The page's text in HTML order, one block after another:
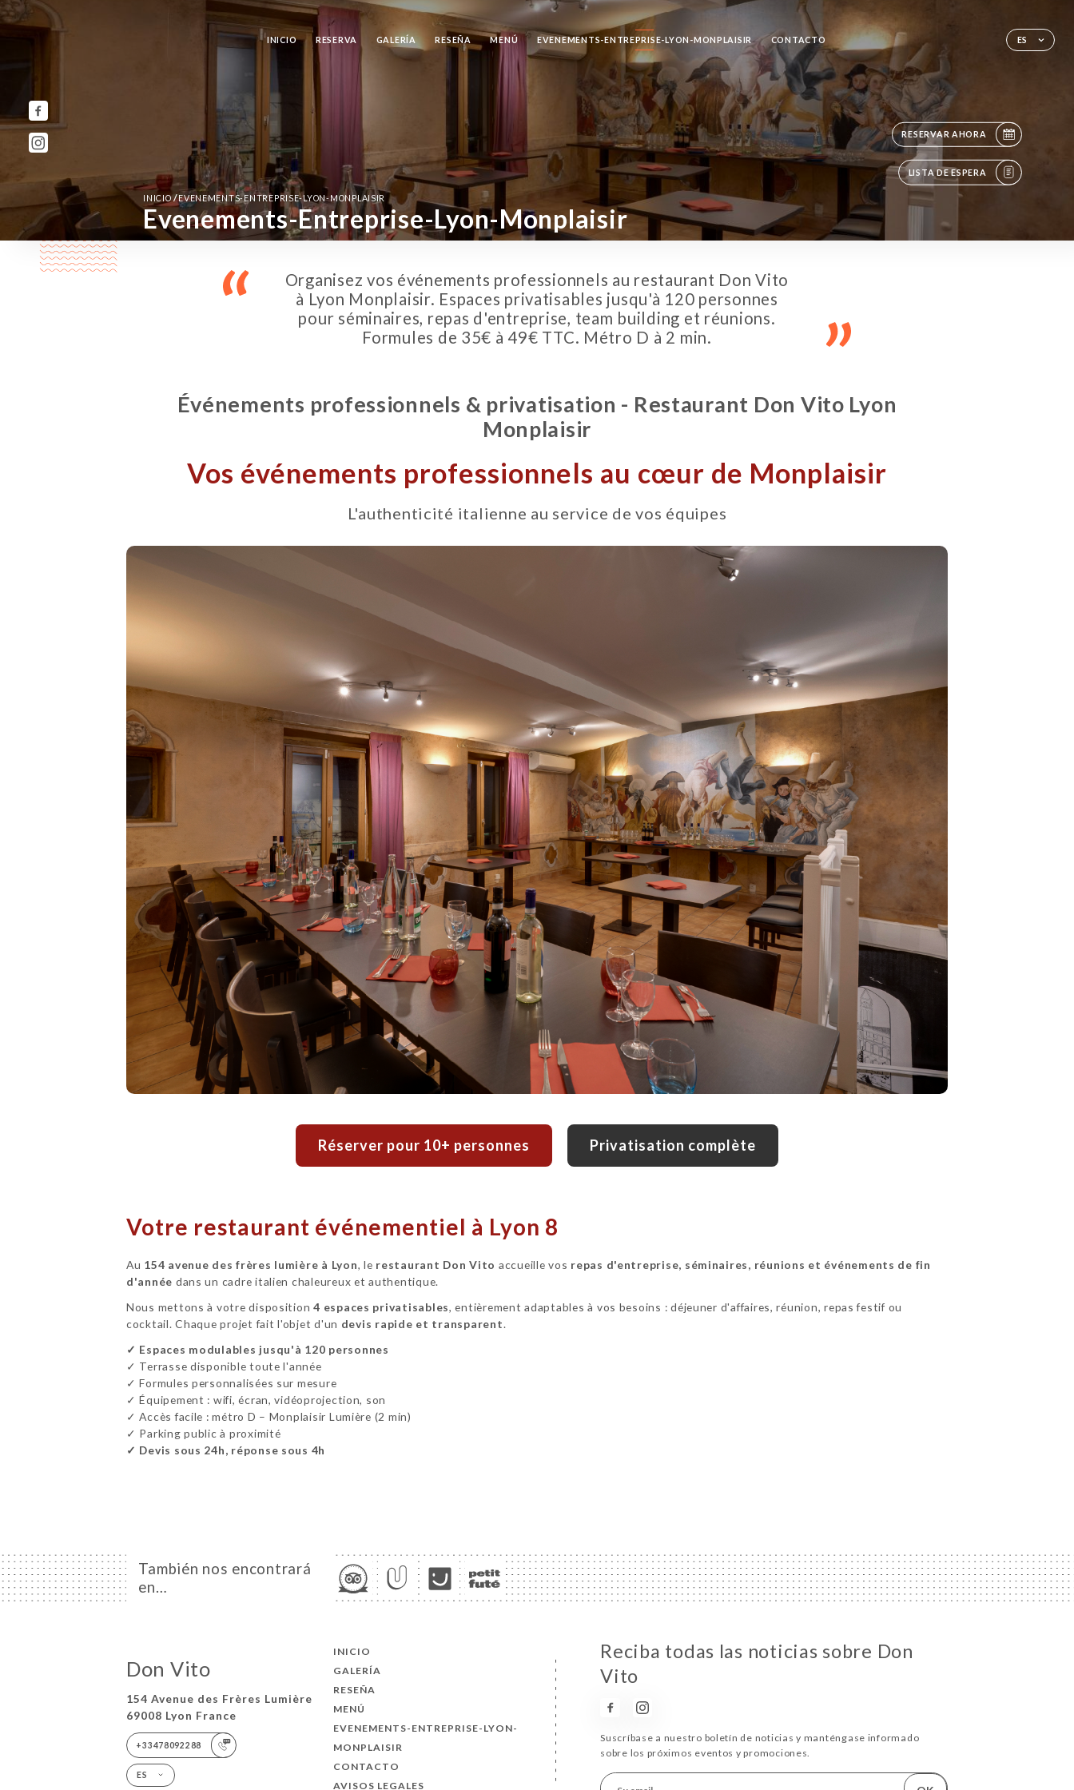
ES
INICIO RESERVA GALERÍA RESEÑA MENÚ EVENEMENTS-ENTREPRISE-LYON-MONPLAISIR CONTACTO
RESERVAR AHORA
LISTA DE ESPERA
INICIO/EVENEMENTS-ENTREPRISE-LYON-MONPLAISIR
Evenements-Entreprise-Lyon-Monplaisir
Organisez vos événements professionnels au restaurant Don Vito
à Lyon Monplaisir. Espaces privatisables jusqu'à 120 personnes
pour séminaires, repas d'entreprise, team building et réunions.
Formules de 35€ à 49€ TTC. Métro D à 2 min.
Événements professionnels & privatisation - Restaurant Don Vito Lyon
Monplaisir
Vos événements professionnels au cœur de Monplaisir
L'authenticité italienne au service de vos équipes
Réserver pour 10+ personnes Privatisation complète
Votre restaurant événementiel à Lyon 8
Au 154 avenue des frères lumière à Lyon, le restaurant Don Vito accueille vos repas d'entreprise, séminaires, réunions et événements de fin
d'année dans un cadre italien chaleureux et authentique.
Nous mettons à votre disposition4 espaces privatisables, entièrement adaptables à vos besoins : déjeuner d'affaires, réunion, repas festif ou
cocktail. Chaque projet fait l'objet d'un devis rapide et transparent.
✓ Espaces modulables jusqu'à 120 personnes
✓ Terrasse disponible toute l'année
✓ Formules personnalisées sur mesure
✓ Équipement : wifi, écran, vidéoprojection, son
✓ Accès facile : métro D – Monplaisir Lumière (2 min)
✓ Parking public à proximité
✓ Devis sous 24h, réponse sous 4h
También nos encontrará
en…
Don Vito
154 Avenue des Frères Lumière
69008 Lyon France
+33478092288
ES
INICIO
GALERÍA
RESEÑA
MENÚ
EVENEMENTS-ENTREPRISE-LYON-
MONPLAISIR
CONTACTO
AVISOS LEGALES
Reciba todas las noticias sobre Don
Vito
Suscríbase a nuestro boletín de noticias y manténgase informado
sobre los próximos eventos y promociones.